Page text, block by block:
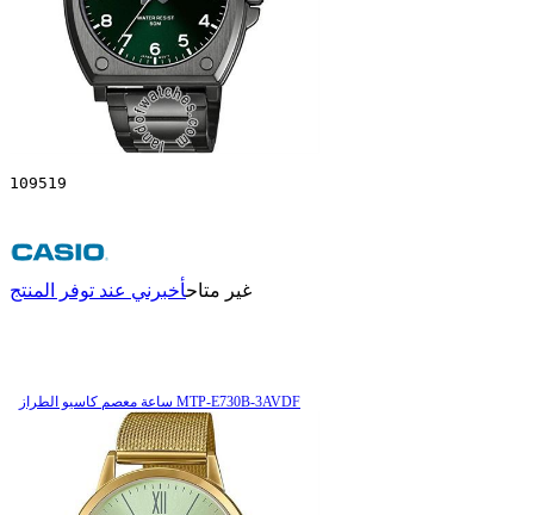
109519
غير متاحأخبرني عند توفر المنتج
ساعة معصم کاسیو الطراز MTP-E730B-3AVDF